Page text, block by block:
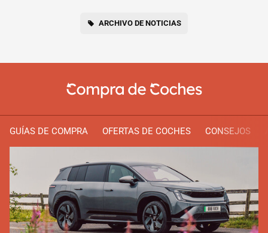
ARCHIVO DE NOTICIAS
GUÍAS DE COMPRA OFERTAS DE COCHES CONSEJOS